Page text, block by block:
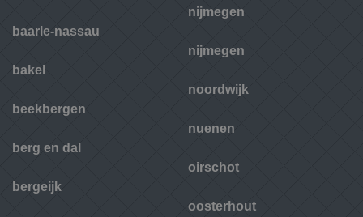
baarle-nassau
bakel
beekbergen
berg en dal
bergeijk
nijmegen
nijmegen
noordwijk
nuenen
oirschot
oosterhout